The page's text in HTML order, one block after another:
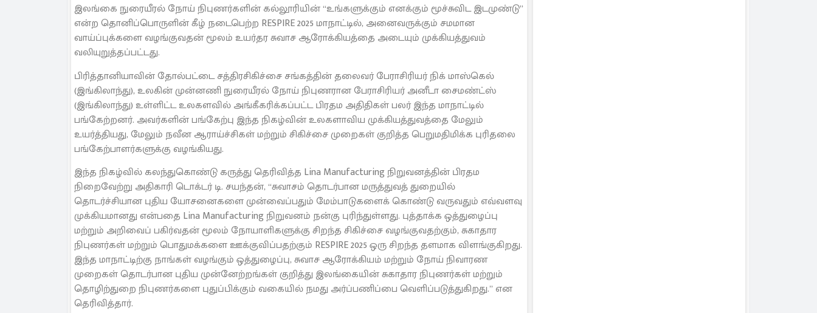
இலங்கை நுரையீரல் நோய் நிபுணர்களின் கல்லூரியின் “உங்களுக்கும் எனக்கும் மூச்சுவிட இடமுண்டு”
என்ற தொனிப்பொருளின் கீழ் நடைபெற்ற RESPIRE 2025 மாநாட்டில், அனைவருக்கும் சமமான
வாய்ப்புக்களை வழங்குவதன் மூலம் உயர்தர சுவாச ஆரோக்கியத்தை அடையும் முக்கியத்துவம்
வலியுறுத்தப்பட்டது.
பிரித்தானியாவின் தோல்பட்டை சத்திரசிகிச்சை சங்கத்தின் தலைவர் பேராசிரியர் நிக் மாஸ்கெல்
(இங்கிலாந்து), உலகின் முன்னணி நுரையீரல் நோய் நிபுணரான பேராசிரியர் அனீடா சைமண்ட்ஸ்
(இங்கிலாந்து) உள்ளிட்ட உலகளவில் அங்கீகரிக்கப்பட்ட பிரதம அதிதிகள் பலர் இந்த மாநாட்டில்
பங்கேற்றனர். அவர்களின் பங்கேற்பு இந்த நிகழ்வின் உலகளாவிய முக்கியத்துவத்தை மேலும்
உயர்த்தியது, மேலும் நவீன ஆராய்ச்சிகள் மற்றும் சிகிச்சை முறைகள் குறித்த பெறுமதிமிக்க புரிதலை
பங்கேற்பாளர்களுக்கு வழங்கியது.
இந்த நிகழ்வில் கலந்துகொண்டு கருத்து தெரிவித்த Lina Manufacturing நிறுவனத்தின் பிரதம
நிறைவேற்று அதிகாரி டொக்டர் டி. சயந்தன், “சுவாசம் தொடர்பான மருத்துவத் துறையில்
தொடர்ச்சியான புதிய யோசனைகளை முன்வைப்பதும் மேம்பாடுகளைக் கொண்டு வருவதும் எவ்வளவு
முக்கியமானது என்பதை Lina Manufacturing நிறுவனம் நன்கு புரிந்துள்ளது. புத்தாக்க ஒத்துழைப்பு
மற்றும் அறிவைப் பகிர்வதன் மூலம் நோயாளிகளுக்கு சிறந்த சிகிச்சை வழங்குவதற்கும், சுகாதார
நிபுணர்கள் மற்றும் பொதுமக்களை ஊக்குவிப்பதற்கும் RESPIRE 2025 ஒரு சிறந்த தளமாக விளங்குகிறது.
இந்த மாநாட்டிற்கு நாங்கள் வழங்கும் ஒத்துழைப்பு, சுவாச ஆரோக்கியம் மற்றும் நோய் நிவாரண
முறைகள் தொடர்பான புதிய முன்னேற்றங்கள் குறித்து இலங்கையின் சுகாதார நிபுணர்கள் மற்றும்
தொழிற்துறை நிபுணர்களை புதுப்பிக்கும் வகையில் நமது அர்ப்பணிப்பை வெளிப்படுத்துகிறது.” என
தெரிவித்தார்.